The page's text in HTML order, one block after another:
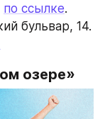
по ссылке.
бульвар, 14.
озере»